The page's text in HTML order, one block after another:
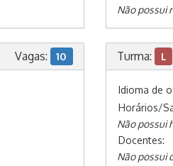
Não possui
Vagas: 10 Turma: L
Idioma de
Horários/
Não possui
Docentes:
Não possui